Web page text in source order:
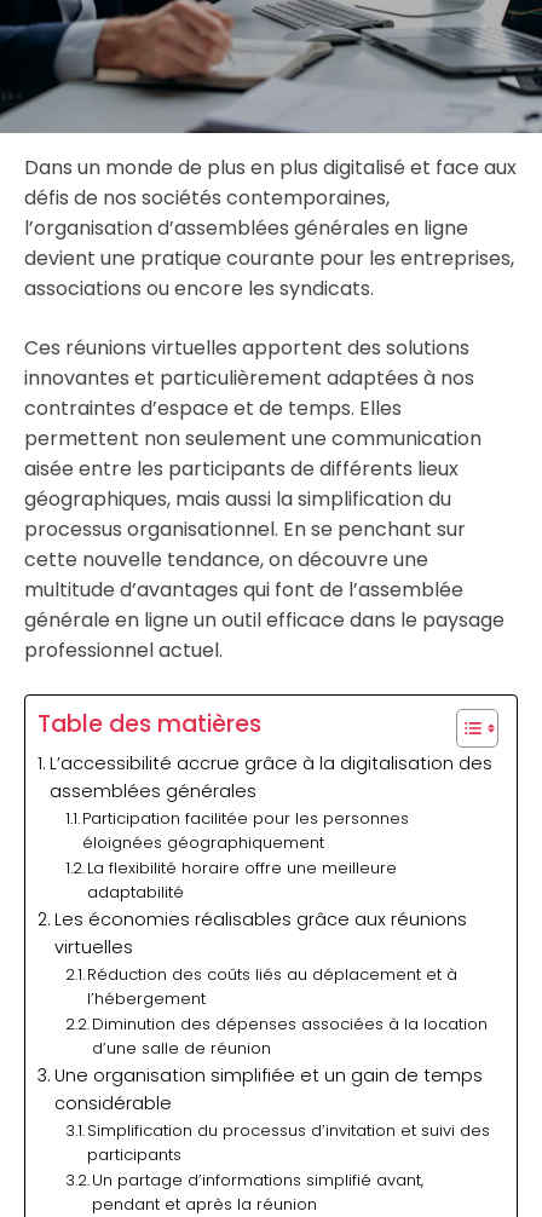
Dans un monde de plus en plus digitalisé et face aux
défis de nos sociétés contemporaines,
l’organisation d’assemblées générales en ligne
devient une pratique courante pour les entreprises,
associations ou encore les syndicats.
Ces réunions virtuelles apportent des solutions
innovantes et particulièrement adaptées à nos
contraintes d’espace et de temps. Elles
permettent non seulement une communication
aisée entre les participants de différents lieux
géographiques, mais aussi la simplification du
processus organisationnel. En se penchant sur
cette nouvelle tendance, on découvre une
multitude d’avantages qui font de l’assemblée
générale en ligne un outil efficace dans le paysage
professionnel actuel.
Table des matières
L’accessibilité accrue grâce à la digitalisation des
assemblées générales
Participation facilitée pour les personnes
éloignées géographiquement
La flexibilité horaire offre une meilleure
adaptabilité
Les économies réalisables grâce aux réunions
virtuelles
Réduction des coûts liés au déplacement et à
l’hébergement
Diminution des dépenses associées à la location
d’une salle de réunion
Une organisation simplifiée et un gain de temps
considérable
Simplification du processus d’invitation et suivi des
participants
Un partage d’informations simplifié avant,
pendant et après la réunion